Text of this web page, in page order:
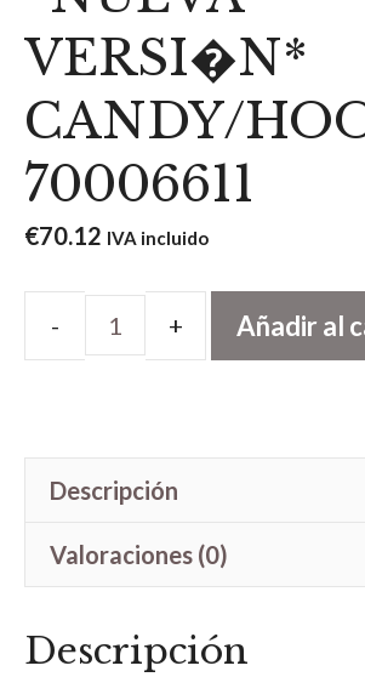
VERSI�N*
CANDY/
70006611
€70.12 IVA incluido
GOMA
*NUEVA
CANDY/
70006611
Añadir al
Descripción
Valoraciones (0)
Descripción